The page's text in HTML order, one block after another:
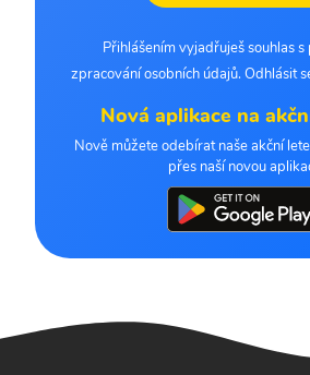
Přihlášením vyjadřuješ souhlas
zpracování osobních údajů. Odhlásit
Nová aplikace na
Nově můžete odebírat naše akční
přes naší novou